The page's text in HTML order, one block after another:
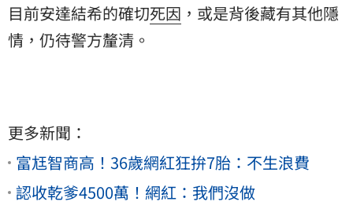
目前安達結希的確切死因 ，或是背後藏有其他隱
情，仍待警方釐清。
更多新聞：
富尪智商高！36歲網紅狂拚7胎：不生浪費
認收乾爹4500萬！網紅：我們沒做